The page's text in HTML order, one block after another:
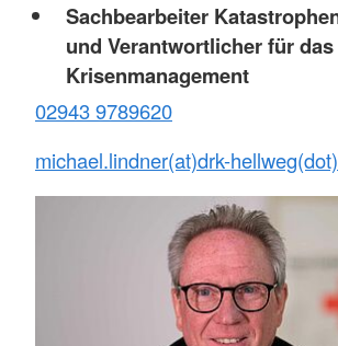
Sachbearbeiter
und Verantwortlicher für das
Krisenmanagement
02943 9789620
michael.lindner(at)drk-